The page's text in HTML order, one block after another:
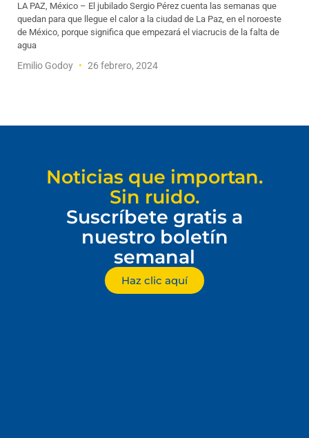
LA PAZ, México – El jubilado Sergio Pérez cuenta las semanas que
quedan para que llegue el calor a la ciudad de La Paz, en el noroeste
de México, porque significa que empezará el viacrucis de la falta de
agua
Emilio Godoy 26 febrero, 2024
Noticias que importan.
Sin ruido.
Suscríbete gratis a
nuestro boletín
semanal
Haz clic aquí